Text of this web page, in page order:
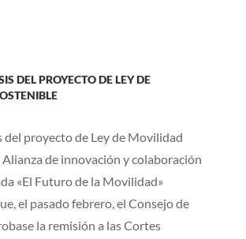
DEL PROYECTO DE LEY DE
del proyecto de Ley de Movilidad
Alianza de innovación y colaboración
«El Futuro de la Movilidad»
el pasado febrero, el Consejo de
la remisión a las Cortes